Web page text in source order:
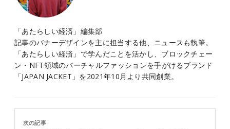
「あたらしい経済」編集部
記事のバナーデザインを主に担当する他、ニュースも執筆。
「あたらしい経済」で学んだことを活かし、ブロックチェー
ン・NFT領域のバーチャルファッションを手がけるブランド
「JAPAN JACKET」を2021年10月より共同創業。
次の記事